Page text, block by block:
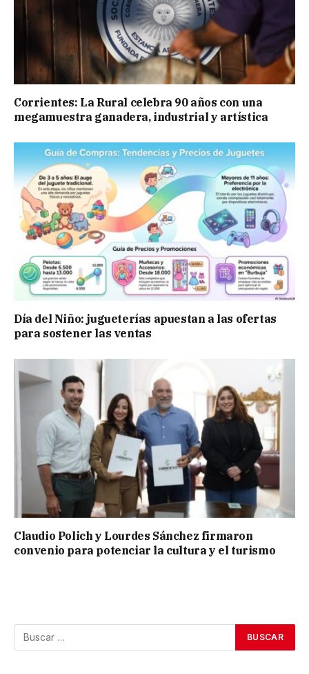
Corrientes: La Rural celebra 90 años con una
megamuestra ganadera, industrial y artística
Día del Niño: jugueterías apuestan a las ofertas
para sostener las ventas
Claudio Polich y Lourdes Sánchez firmaron
convenio para potenciar la cultura y el turismo